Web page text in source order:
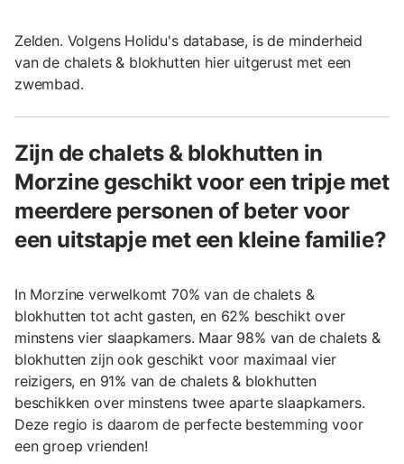
Zelden. Volgens Holidu's database, is de minderheid
van de chalets & blokhutten hier uitgerust met een
zwembad.
Zijn de chalets & blokhutten in
Morzine geschikt voor een tripje met
meerdere personen of beter voor
een uitstapje met een kleine familie?
In Morzine verwelkomt 70% van de chalets &
blokhutten tot acht gasten, en 62% beschikt over
minstens vier slaapkamers. Maar 98% van de chalets &
blokhutten zijn ook geschikt voor maximaal vier
reizigers, en 91% van de chalets & blokhutten
beschikken over minstens twee aparte slaapkamers.
Deze regio is daarom de perfecte bestemming voor
een groep vrienden!